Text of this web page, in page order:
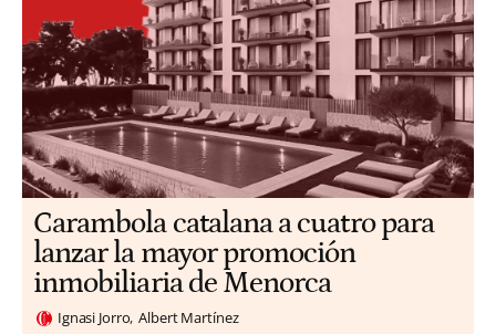
Carambola catalana a cuatro para
lanzar la mayor promoción
inmobiliaria de Menorca
Ignasi Jorro Albert Martínez